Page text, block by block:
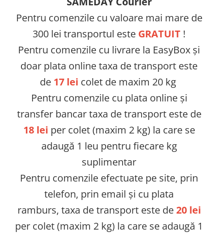
Pentru comenzile cu valoare mai mare de
300 lei transportul este GRATUIT !
Pentru comenzile cu livrare la EasyBox și
doar plata online taxa de transport este
de 17 lei colet de maxim 20 kg
Pentru comenzile cu plata online și
transfer bancar taxa de transport este de
18 lei per colet (maxim 2 kg) la care se
adaugă 1 leu pentru fiecare kg
suplimentar
Pentru comenzile efectuate pe site, prin
telefon, prin email și cu plata
ramburs, taxa de transport este de20 lei
per colet (maxim 2 kg) la care se adaugă 1